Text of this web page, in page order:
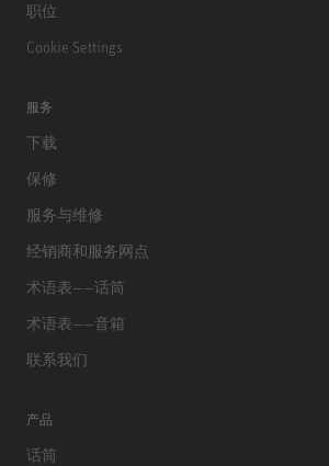
职位
Cookie Settings
服务
下载
保修
服务与维修
经销商和服务网点
术语表——话筒
术语表——音箱
联系我们
产品
话筒